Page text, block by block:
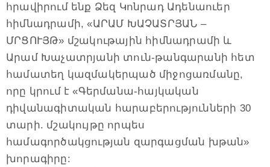
հրավիրում ենք Ձեզ Կոնրադ Ադենաուեր
հիմնադրամի, «ԱՐԱՄ ԽԱՉԱՏՐՅԱՆ –
ՄՐՑՈՒՅԹ» մշակութային հիմնադրամի և
Արամ Խաչատրյանի տուն-թանգարանի հետ
համատեղ կազմակերպած միջոցառմանը,
որը կրում է «Գերմանա-հայկական
դիվանագիտական հարաբերությունների 30
տարի. մշակույթը որպես
համագործակցության զարգացման խթան»
խորագիրը: